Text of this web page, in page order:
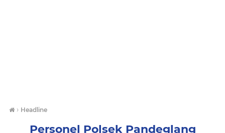
› Headline
Personel Polsek Pandeglang